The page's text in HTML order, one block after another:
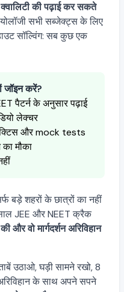
की पढ़ाई कर सकते
सभी सब्जेक्ट्स के लिए
सॉल्विंग: सब कुछ एक
जॉइन करें?
पैटर्न के अनुसार पढ़ाई
लेक्चर
और mock tests
मौका
बड़े शहरों के छात्रों का नहीं
JEE और NEET क्रैक
और वो मार्गदर्शन अरिविहान
उठाओ, घड़ी सामने रखो, 8
के साथ अपने सपने